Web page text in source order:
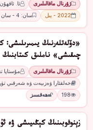
ژۇرنال ماقالىلىرى ئا. ئاقھۇن
2022 - يىل
سان: 4 - سان
«دۆلەتلەرنىڭ
چىقىشى» ناملىق
ژۇرنال ماقالىلىرى
مۇستاپا
خەلقئارا ۋەزىيەت ۋە شەرقىي
198
ھەقسىز
زېنوفوبىنىڭ كېڭىيىشى ۋە